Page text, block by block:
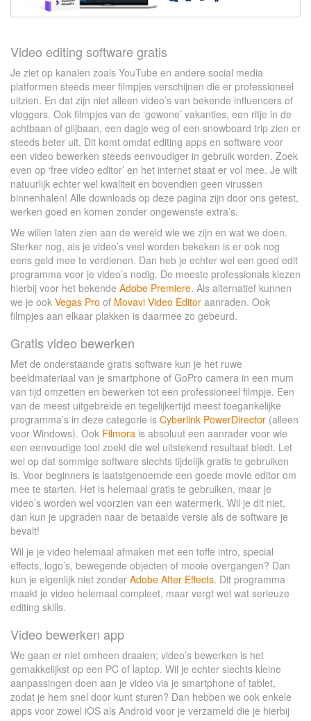
Video editing software gratis
Je ziet op kanalen zoals YouTube en andere social media
platformen steeds meer filmpjes verschijnen die er professioneel
uitzien. En dat zijn niet alleen video’s van bekende influencers of
vloggers. Ook filmpjes van de ‘gewone’ vakanties, een ritje in de
achtbaan of glijbaan, een dagje weg of een snowboard trip zien er
steeds beter uit. Dit komt omdat editing apps en software voor
een video bewerken steeds eenvoudiger in gebruik worden. Zoek
even op ‘free video editor’ en het internet staat er vol mee. Je wilt
natuurlijk echter wel kwaliteit en bovendien geen virussen
binnenhalen! Alle downloads op deze pagina zijn door ons getest,
werken goed en komen zonder ongewenste extra’s.
We willen laten zien aan de wereld wie we zijn en wat we doen.
Sterker nog, als je video’s veel worden bekeken is er ook nog
eens geld mee te verdienen. Dan heb je echter wel een goed edit
programma voor je video’s nodig. De meeste professionals kiezen
hierbij voor het bekende Adobe Premiere. Als alternatief kunnen
we je ook Vegas Pro of Movavi Video Editor aanraden. Ook
filmpjes aan elkaar plakken is daarmee zo gebeurd.
Gratis video bewerken
Met de onderstaande gratis software kun je het ruwe
beeldmateriaal van je smartphone of GoPro camera in een mum
van tijd omzetten en bewerken tot een professioneel filmpje. Een
van de meest uitgebreide en tegelijkertijd meest toegankelijke
programma’s in deze categorie is Cyberlink PowerDirector (alleen
voor Windows). Ook Filmora is absoluut een aanrader voor wie
een eenvoudige tool zoekt die wel uitstekend resultaat biedt. Let
wel op dat sommige software slechts tijdelijk gratis te gebruiken
is. Voor beginners is laatstgenoemde een goede movie editor om
mee te starten. Het is helemaal gratis te gebruiken, maar je
video’s worden wel voorzien van een watermerk. Wil je dit niet,
dan kun je upgraden naar de betaalde versie als de software je
bevalt!
Wil je je video helemaal afmaken met een toffe intro, special
effects, logo’s, bewegende objecten of mooie overgangen? Dan
kun je eigenlijk niet zonder Adobe After Effects. Dit programma
maakt je video helemaal compleet, maar vergt wel wat serieuze
editing skills.
Video bewerken app
We gaan er niet omheen draaien; video’s bewerken is het
gemakkelijkst op een PC of laptop. Wil je echter slechts kleine
aanpassingen doen aan je video via je smartphone of tablet,
zodat je hem snel door kunt sturen? Dan hebben we ook enkele
apps voor zowel iOS als Android voor je verzameld die je hierbij